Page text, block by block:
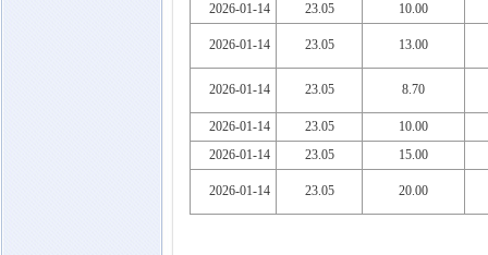
2026-01-14 23.05 10.00
2026-01-14 23.05 13.00
2026-01-14 23.05 8.70
2026-01-14 23.05
10.00
2026-01-14
23.05 15.00
2026-01-14 23.05 20.00